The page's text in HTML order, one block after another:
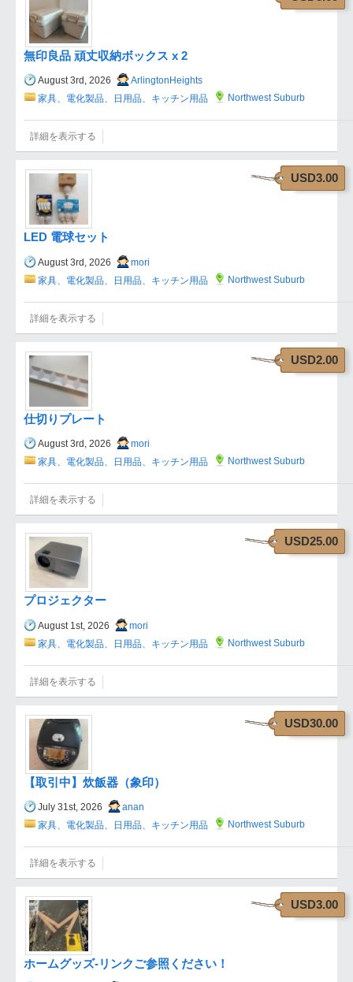
無印良品 頑丈収納ボックス x 2
August 3rd, 2026
ArlingtonHeights
家具、電化製品、日用品、キッチン用品
Northwest Suburb
詳細を表示する
USD3.00
LED 電球セット
August 3rd, 2026
mori
家具、電化製品、日用品、キッチン用品
Northwest Suburb
詳細を表示する
USD2.00
仕切りプレート
August 3rd, 2026
mori
家具、電化製品、日用品、キッチン用品
Northwest Suburb
詳細を表示する
USD25.00
プロジェクター
August 1st, 2026
mori
家具、電化製品、日用品、キッチン用品
Northwest Suburb
詳細を表示する
USD30.00
【取引中】炊飯器（象印）
July 31st, 2026
anan
家具、電化製品、日用品、キッチン用品
Northwest Suburb
詳細を表示する
USD3.00
ホームグッズ-リンクご参照ください！